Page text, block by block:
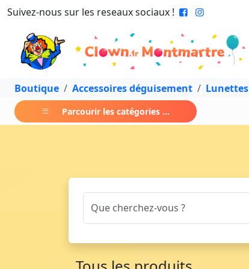
Suivez-nous sur les reseaux sociaux !
Boutique Accessoires déguisement Lunettes
Parcourir les catégories ...